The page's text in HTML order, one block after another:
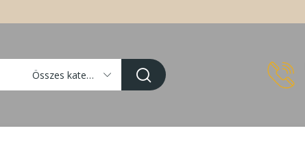
Összes kategória